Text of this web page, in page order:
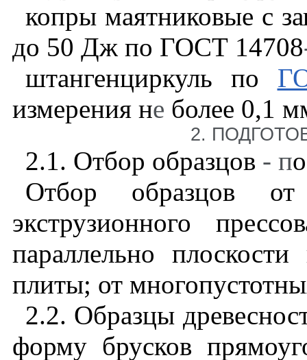
копры маятниковые с
до 50 Дж по ГОСТ 14708
штангенциркуль по
измерения не более 0,1
2.
2.1. Отбор образцов - п
Отбор образцов от
экструзионного
параллельно
плиты; от
2.2. Образцы
форму брусков